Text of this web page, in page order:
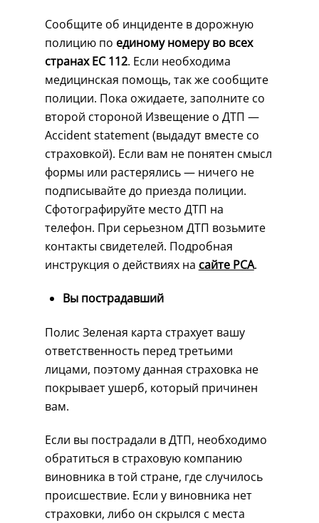
Сообщите об инциденте в дорожную
полицию по единому номеру во всех
странах ЕС 112. Если необходима
медицинская помощь, так же сообщите
полиции. Пока ожидаете, заполните со
второй стороной Извещение о ДТП —
Accident statement (выдадут вместе со
страховкой). Если вам не понятен смысл
формы или растерялись — ничего не
подписывайте до приезда полиции.
Сфотографируйте место ДТП на
телефон. При серьезном ДТП возьмите
контакты свидетелей. Подробная
инструкция о действиях на сайте РСА.
Вы пострадавший
Полис Зеленая карта страхует вашу
ответственность перед третьими
лицами, поэтому данная страховка не
покрывает ушерб, который причинен
вам.
Если вы пострадали в ДТП, необходимо
обратиться в страховую компанию
виновника в той стране, где случилось
происшествие. Если у виновника нет
страховки, либо он скрылся с места